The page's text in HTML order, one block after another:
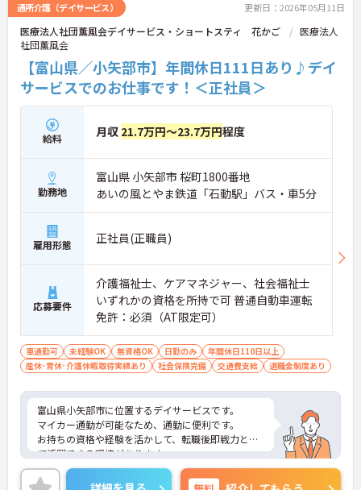
通所介護（デイサービス） 更新日：2026年05月11日
医療法人社団薫風会デイサービス・ショートスティ 花かご
医療法人
社団薫風会
【富山県／小矢部市】年間休日111日あり♪デイ
サービスでのお仕事です！＜正社員＞
給料 月収 21.7万円～23.7万円程度
勤務地
富山県 小矢部市 桜町1800番地
あいの風とやま鉄道「石動駅」バス・車5分
雇用形態 正社員(正職員)
応募要件
介護福祉士、ケアマネジャー、社会福祉士
いずれかの資格を所持で可 普通自動車運転
免許：必須（AT限定可）
車通勤可 未経験OK 無資格OK 日勤のみ
年間休日110日以上
産休･育休･介護休暇取得実績あり
社会保険完備 交通費支給 退職金制度あり
富山県小矢部市に位置するデイサービスです。
マイカー通勤が可能なため、通勤に便利です。
お持ちの資格や経験を活かして、転職後即戦力とし
て活躍できる環境があります。
ご興味をお持ちの方はお気軽にお問い合わせくださ
い。